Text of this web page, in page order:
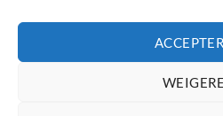
2026 Met